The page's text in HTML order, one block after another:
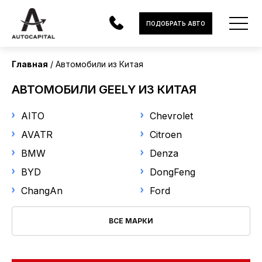
В НАЛИЧИИ
МОТОЦИКЛЫ
ЛИЗИНГ
НОВОСТИ
ПОДОБРАТЬ АВТО
Главная Автомобили из Китая
АВТОМОБИЛИ GEELY ИЗ КИТАЯ
AITO
AVATR
BMW
BYD
ChangAn
Chevrolet
Citroen
Denza
DongFeng
Ford
ВСЕ МАРКИ
Страна поставки
Модель
Выберите модель
Год выпуска
от до